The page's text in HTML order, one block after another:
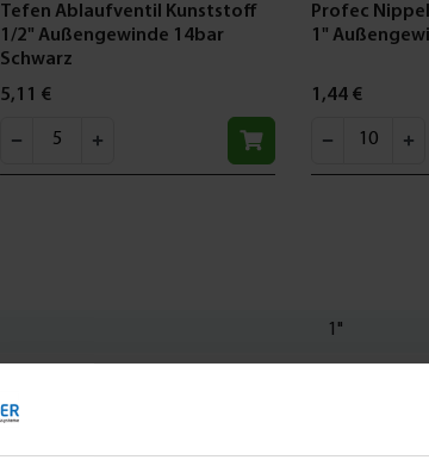
Tefen Ablaufventil Kunststoff
1/2" Außengewinde 14bar
Schwarz
5,11 €
Profec
1"
1,44 €
1"